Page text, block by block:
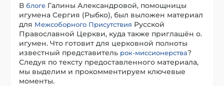
Вблоге Галины Александровой, помощницы
игумена Сергия (Рыбко), был выложен материал
для Межсоборного Присутствия Русской
Православной Церкви, куда также приглашён о.
игумен. Что готовит для церковной полноты
известный представитель рок-миссионерства?
Следуя по тексту предоставленного материала,
мы выделим и прокомментируем ключевые
моменты.